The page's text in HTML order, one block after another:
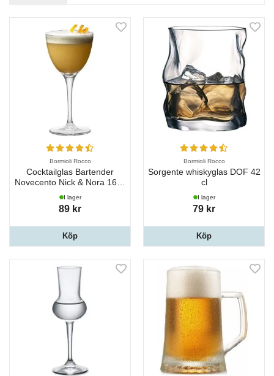
Bormioli Rocco
Cocktailglas Bartender
Novecento Nick & Nora 16 cl
I lager
89 kr
Köp
Bormioli Rocco
Sorgente whiskyglas DOF 42
cl
I lager
79 kr
Köp